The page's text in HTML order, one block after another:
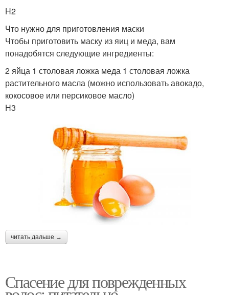
H2
Что нужно для приготовления маски
Чтобы приготовить маску из яиц и меда, вам
понадобятся следующие ингредиенты:
2 яйца 1 столовая ложка меда 1 столовая ложка
растительного масла (можно использовать авокадо,
кокосовое или персиковое масло)
H3
читать дальше →
Спасение для поврежденных